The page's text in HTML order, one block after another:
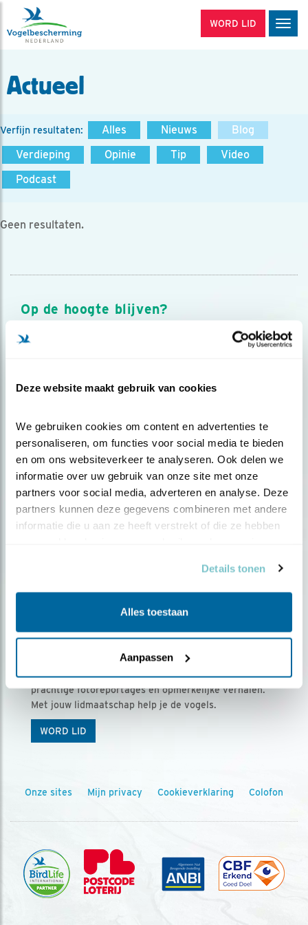
Deze website maakt gebruik van cookies
We gebruiken cookies om content en advertenties te
personaliseren, om functies voor social media te bieden
en om ons websiteverkeer te analyseren. Ook delen we
informatie over uw gebruik van onze site met onze
partners voor social media, adverteren en analyse. Deze
partners kunnen deze gegevens combineren met andere
informatie die u aan ze heeft verstrekt of die ze hebben
Details tonen
Alles toestaan
Aanpassen
WORD LID
Actueel
Verfijn resultaten: Alles Nieuws
Blog
Verdieping
Opinie Tip
Video
Podcast
Geen resultaten.
Op de hoogte blijven?
Meld je aan en ontvang nieuws, inspiratie, acties en tips
over vogels en activiteiten van Vogelbescherming.
Ontvang 5 x Vogels voor € 36,00 per jaar
Vogels is het tijdschrift voor onze leden, met
prachtige fotoreportages en opmerkelijke verhalen.
Met jouw lidmaatschap help je de vogels.
WORD LID
Onze sites Mijn privacy Cookieverklaring Colofon